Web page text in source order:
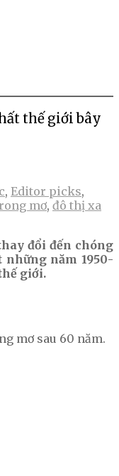
thế giới bây
, Editor picks,
mơ, đô thị xa
đổi đến chóng
năm 1950-
giới.
mơ sau 60 năm.